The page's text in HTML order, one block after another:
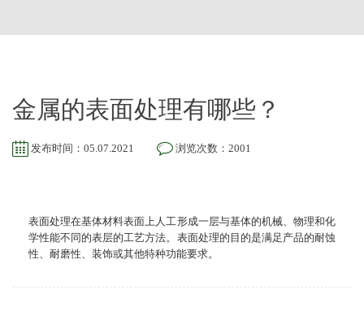
金属的表面处理有哪些？
发布时间：05.07.2021 浏览次数：2001
表面处理在基体材料表面上人工形成一层与基体的机械、物理和化
学性能不同的表层的工艺方法。表面处理的目的是满足产品的耐蚀
性、耐磨性、装饰或其他特种功能要求。